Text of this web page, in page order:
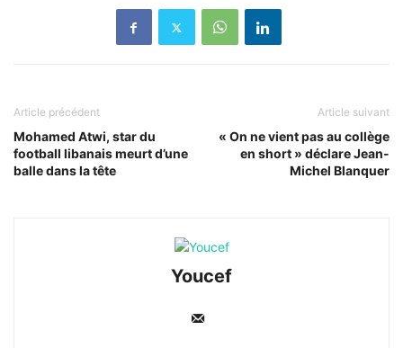
Article précédent
Mohamed Atwi, star du
football libanais meurt d’une
balle dans la tête
Article suivant
« On ne vient pas au collège
en short » déclare Jean-
Michel Blanquer
Youcef